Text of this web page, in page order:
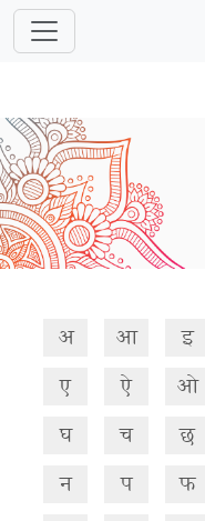
अ आ इ
ए ऐ ओ
घ च छ
न प फ